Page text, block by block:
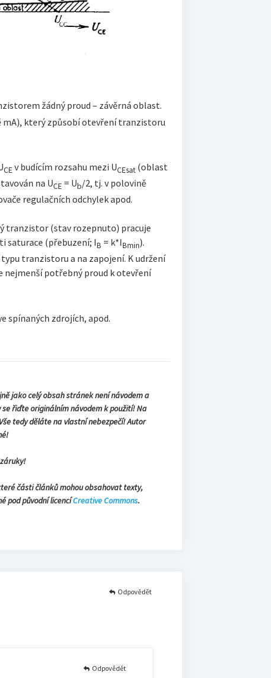
žádný proud – závěrná oblast.
mA), který způsobí otevření tranzistoru
CE v budícím rozsahu mezi UCEsat (oblast
na UCE = Ub/2, tj. v polovině
regulačních odchylek apod.
tranzistor (stav rozepnuto) pracuje
saturace (přebuzení; IB = k*IBmin).
tranzistoru a na zapojení. K udržení
nejmenší potřebný proud k otevření
spínaných zdrojích, apod.
jako celý obsah stránek není návodem a
řiďte originálním návodem k použití! Na
tedy děláte na vlastní nebezpečí! Autor
části článků mohou obsahovat texty,
pod původní licencíCreative Commons.
Odpovědět
Odpovědět